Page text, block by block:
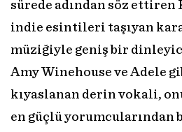
sürede adından söz ettiren
indie esintileri taşıyan
müziğiyle geniş bir
Amy Winehouse ve Adele
kıyaslanan derin vokali,
en güçlü